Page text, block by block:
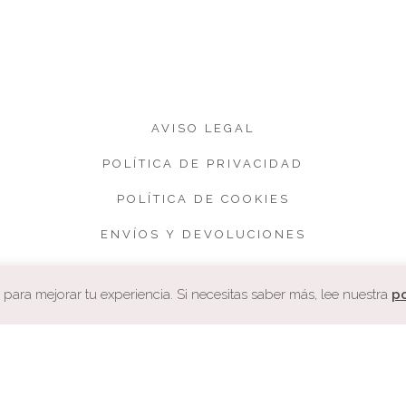
AVISO LEGAL
POLÍTICA DE PRIVACIDAD
POLÍTICA DE COOKIES
ENVÍOS Y DEVOLUCIONES
mejorar tu experiencia. Si necesitas saber más, lee nuestra